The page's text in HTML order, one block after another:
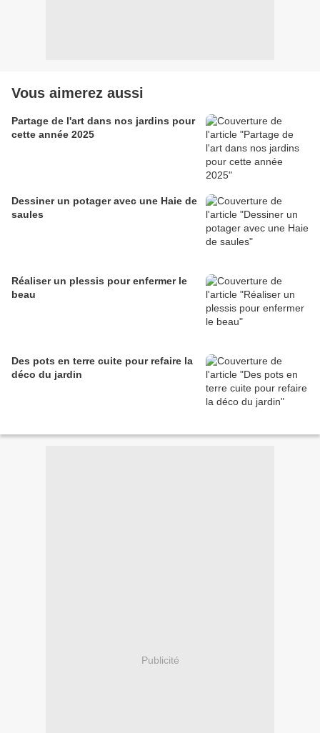
Vous aimerez aussi
Partage de l'art dans nos jardins pour
cette année 2025
Dessiner un potager avec une Haie de
saules
Réaliser un plessis pour enfermer le
beau
Des pots en terre cuite pour refaire la
déco du jardin
Publicité